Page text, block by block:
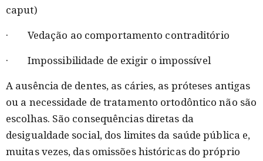
caput)
· Vedação ao comportamento contraditório
· Impossibilidade de exigir o impossível
A ausência de dentes, as cáries, as próteses antigas
ou a necessidade de tratamento ortodôntico não são
escolhas. São consequências diretas da
desigualdade social, dos limites da saúde pública e,
muitas vezes, das omissões históricas do próprio